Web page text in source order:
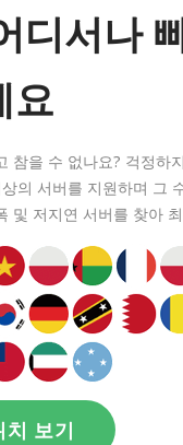
디서나
요
참을 수 없나요? 걱정하
의 서버를 지원하며 그
및 저지연 서버를 찾아
보기